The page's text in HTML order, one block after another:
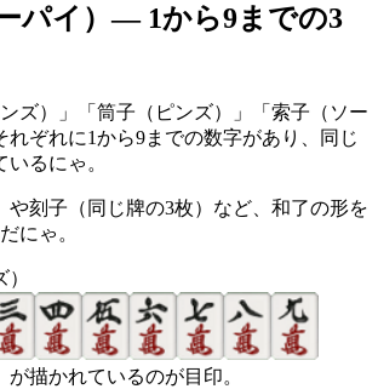
パイ）— 1から9までの3
ズ）」「筒子（ピンズ）」「索子（ソー
れぞれに1から9までの数字があり、同じ
るにゃ。
や刻子（同じ牌の3枚）など、和了の形を
にゃ。
が描かれているのが目印。